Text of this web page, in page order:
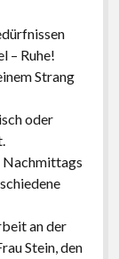
– Ruhe!
Strang
oder
Nachmittags
an der
Stein, den